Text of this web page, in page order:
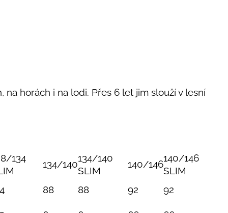
horách i na lodi. Přes 6 let jim slouží v lesní
134
134/140
134/140
SLIM
140/146
140/146
SLIM
88 88 92
92